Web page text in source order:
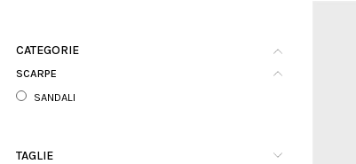
CATEGORIE
SCARPE
SANDALI
TAGLIE